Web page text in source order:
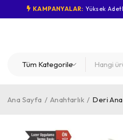
KAMPANYALAR: Yüksek
Ana Sayfa / Anahtarlık / Deri